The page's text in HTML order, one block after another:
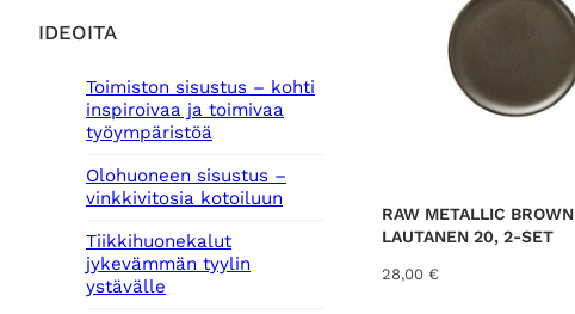
IDEOITA
Toimiston sisustus – kohti
inspiroivaa ja toimivaa
työympäristöä
Olohuoneen sisustus –
vinkkivitosia kotoiluun
Tiikkihuonekalut
jykevämmän tyylin
ystävälle
RAW METALLIC BROWN
LAUTANEN 20, 2-SET
28,00 €